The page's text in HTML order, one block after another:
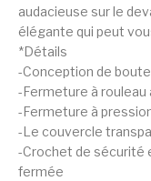
audacieuse sur le
élégante qui peut
*Détails
-Conception de
-Fermeture à
-Fermeture à
-Le couvercle
-Crochet de sécurité
fermée